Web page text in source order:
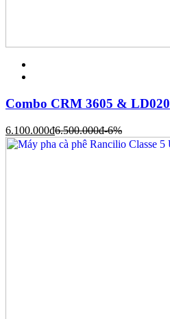
Combo CRM 3605 & LD020
6.100.000đ6.500.000đ-6%